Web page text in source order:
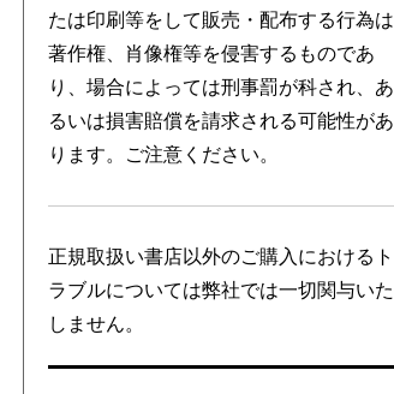
たは印刷等をして販売・配布する行為は
著作権、肖像権等を侵害するものであ
り、場合によっては刑事罰が科され、あ
るいは損害賠償を請求される可能性があ
ります。ご注意ください。
正規取扱い書店以外のご購入におけるト
ラブルについては弊社では一切関与いた
しません。